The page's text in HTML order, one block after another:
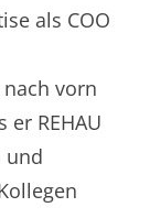
als COO
vorn
REHAU
und